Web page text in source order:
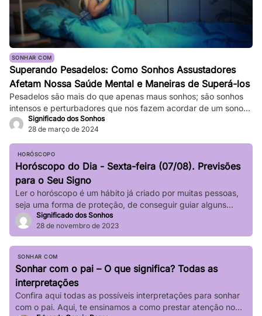
SONHAR COM
Superando Pesadelos: Como Sonhos Assustadores
Afetam Nossa Saúde Mental e Maneiras de Superá-los
Pesadelos são mais do que apenas maus sonhos; são sonhos
intensos e perturbadores que nos fazem acordar de um sono
profundo. Eles podem ser tão vívidos e assustadores que
fazem nosso coração bater forte, e a sensação de medo
persiste mesmo depois de acordarmos. Enquanto pesadelos
ocasionais são comuns, ocorrências frequentes podem
impactar significativamente nossa […]
Significado dos Sonhos
28 de março de 2024
HORÓSCOPO
Horóscopo do Dia - Sexta-feira (07/08). Previsões
para o Seu Signo
Ler o horóscopo é um hábito já criado por muitas pessoas,
seja uma forma de proteção, de conseguir guiar alguns
passos de sua vida e até mesmo de sair de determinadas
“roubadas”, não é mesmo? Quer saber o que os astros estão
prevendo para seu signo no dia de hoje? Basta verificar
Significado dos Sonhos
28 de novembro de 2023
SONHAR COM
Sonhar com o pai – O que significa? Todas as
interpretações
Confira aqui todas as possíveis interpretações para sonhar
com o pai. Aqui, te ensinamos a como prestar atenção no